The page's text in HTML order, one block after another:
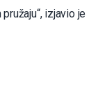
izjavio je